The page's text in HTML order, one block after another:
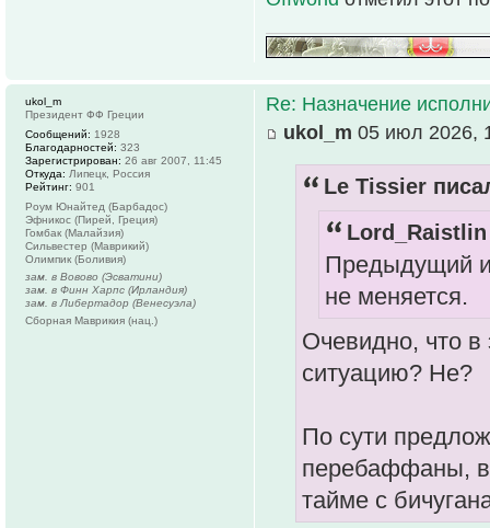
Re: Назначение
ukol_m 05 июл 2026,
Le Tissier
Предыдущий
не меняется.
Очевидно, что в
ситуацию? Не?
По сути
перебаффаны,
тайме с
ukol_m
Президент ФФ Греции
Сообщений: 1928
Благодарностей: 323
Зарегистрирован: 26 авг 2007, 11:45
Откуда: Липецк, Россия
Рейтинг: 901
Роум Юнайтед (Барбадос)
Эфникос (Пирей, Греция)
Гомбак (Малайзия)
Сильвестер (Маврикий)
Олимпик (Боливия)
зам. в Вовово (Эсватини)
зам. в Финн Харпс (Ирландия)
зам. в Либертадор (Венесуэла)
Сборная Маврикия (нац.)